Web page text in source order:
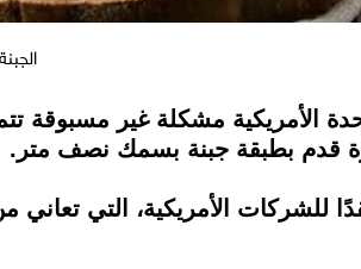
الجبنة
للشركات الأمريكية، التي